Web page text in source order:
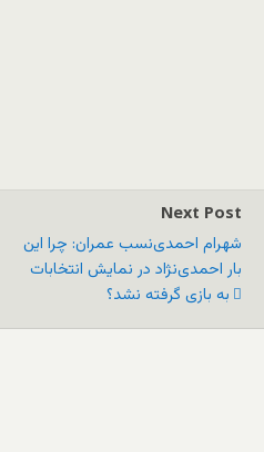
Next Post
شهرام احمدی‌نسب عمران: چرا این
بار احمدی‌نژاد در نمایش انتخابات
به بازی گرفته نشد؟